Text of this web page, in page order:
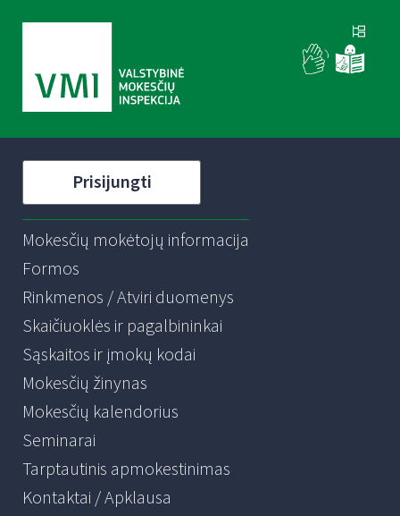
Prisijungti
Mokesčių mokėtojų informacija
Formos
Rinkmenos / Atviri duomenys
Skaičiuoklės ir pagalbininkai
Sąskaitos ir įmokų kodai
Mokesčių žinynas
Mokesčių kalendorius
Seminarai
Tarptautinis apmokestinimas
Kontaktai / Apklausa